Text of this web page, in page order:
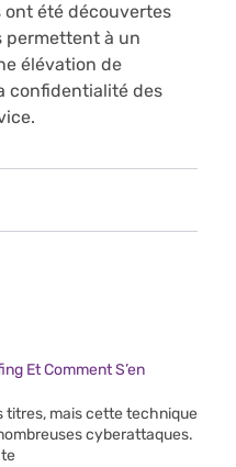
été découvertes
permettent à un
élévation de
confidentialité des
Et Comment S’en
titres, mais cette technique
cyberattaques.